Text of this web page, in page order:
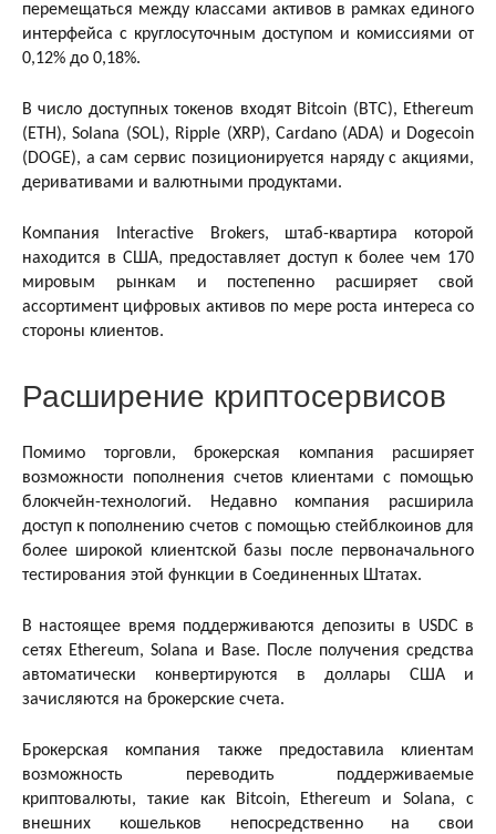
перемещаться между классами активов в рамках единого
интерфейса с круглосуточным доступом и комиссиями от
0,12% до 0,18%.
В число доступных токенов входят Bitcoin (BTC), Ethereum
(ETH), Solana (SOL), Ripple (XRP), Cardano (ADA) и Dogecoin
(DOGE), а сам сервис позиционируется наряду с акциями,
деривативами и валютными продуктами.
Компания Interactive Brokers, штаб-квартира которой
находится в США, предоставляет доступ к более чем 170
мировым рынкам и постепенно расширяет свой
ассортимент цифровых активов по мере роста интереса со
стороны клиентов.
Расширение криптосервисов
Помимо торговли, брокерская компания расширяет
возможности пополнения счетов клиентами с помощью
блокчейн-технологий. Недавно компания расширила
доступ к пополнению счетов с помощью стейблкоинов для
более широкой клиентской базы после первоначального
тестирования этой функции в Соединенных Штатах.
В настоящее время поддерживаются депозиты в USDC в
сетях Ethereum, Solana и Base. После получения средства
автоматически конвертируются в доллары США и
зачисляются на брокерские счета.
Брокерская компания также предоставила клиентам
возможность переводить поддерживаемые
криптовалюты, такие как Bitcoin, Ethereum и Solana, с
внешних кошельков непосредственно на свои